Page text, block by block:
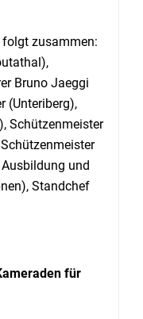
folgt zusammen:
Bruno Jaeggi
(Unteriberg),
Schützenmeister
und
Standchef
für